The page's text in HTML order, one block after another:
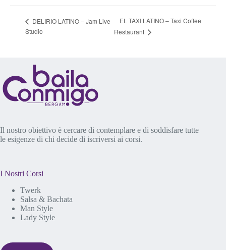
DELIRIO LATINO – Jam Live
Studio
EL TAXI LATINO – Taxi Coffee
Restaurant
Il nostro obiettivo è cercare di contemplare e di soddisfare tutte
le esigenze di chi decide di iscriversi ai corsi.
I Nostri Corsi
Twerk
Salsa & Bachata
Man Style
Lady Style